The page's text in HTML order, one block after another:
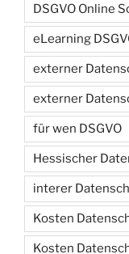
DSGVO Online
eLearning
externer
externer
für wen DSGVO
Hessischer
interer
Kosten
Kosten